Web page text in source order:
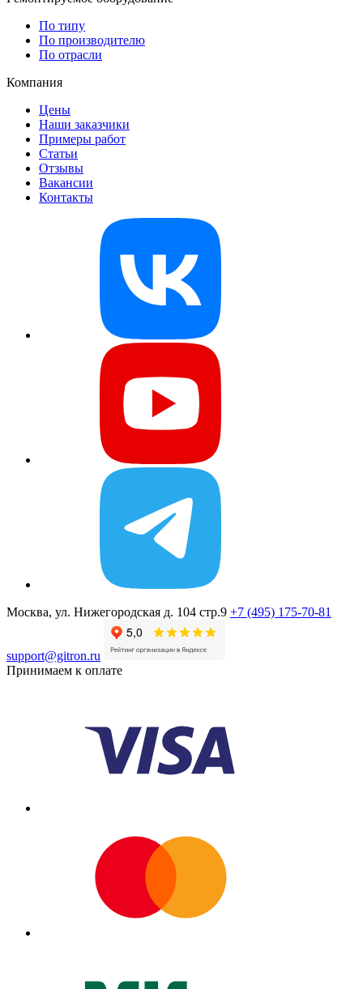
По типу
По производителю
По отрасли
Компания
Цены
Наши заказчики
Примеры работ
Статьи
Отзывы
Вакансии
Контакты
Москва, ул. Нижегородская д. 104 стр.9 +7 (495) 175-70-81
support@gitron.ru
Принимаем к оплате